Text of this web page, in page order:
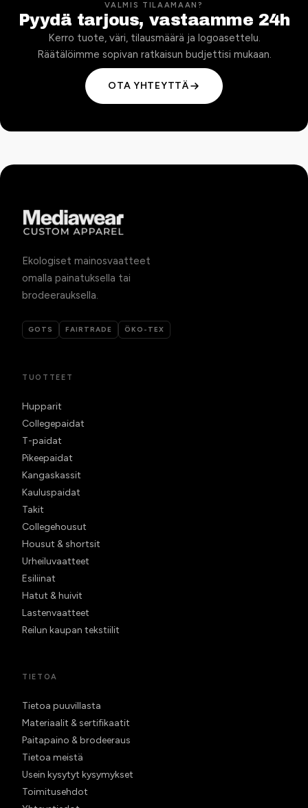
VALMIS TILAAMAAN?
Pyydä tarjous, vastaamme 24h
Kerro tuote, väri, tilausmäärä ja logoasettelu.
Räätälöimme sopivan ratkaisun budjettisi mukaan.
OTA YHTEYTTÄ
Ekologiset mainosvaatteet
omalla painatuksella tai
brodeerauksella.
GOTS FAIRTRADE ÖKO-TEX
TUOTTEET
Hupparit
Collegepaidat
T-paidat
Pikeepaidat
Kangaskassit
Kauluspaidat
Takit
Collegehousut
Housut & shortsit
Urheiluvaatteet
Esiliinat
Hatut & huivit
Lastenvaatteet
Reilun kaupan tekstiilit
TIETOA
Tietoa puuvillasta
Materiaalit & sertifikaatit
Paitapaino & brodeeraus
Tietoa meistä
Usein kysytyt kysymykset
Toimitusehdot